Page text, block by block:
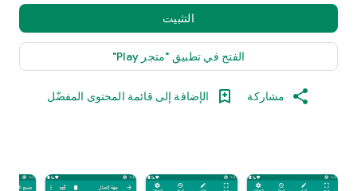
التثبيت
الفتح في تطبيق "متجر Play"
مشاركة الإضافة إلى قائمة المحتوى المفضّل